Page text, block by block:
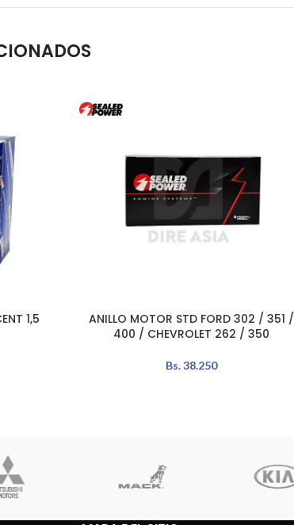
1,5 AÑADIR AL CARRITO
ANILLO MOTOR STD FORD 302 / 351 /
400 / CHEVROLET 262 / 350
Bs.38.250